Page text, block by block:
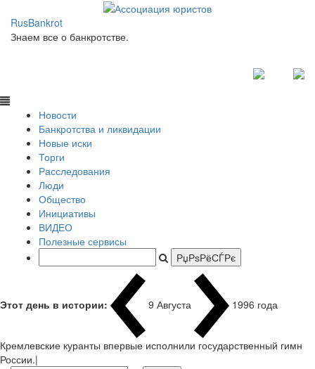
RusBankrot
Знаем все о банкротстве.
Новости
Банкротства и ликвидации
Новые иски
Торги
Расследования
Люди
Общество
Инициативы
ВИДЕО
Полезные сервисы
Этот день в истории: 9 Августа 1996 года
Кремлевские куранты впервые исполнили государственный гимн
России.|